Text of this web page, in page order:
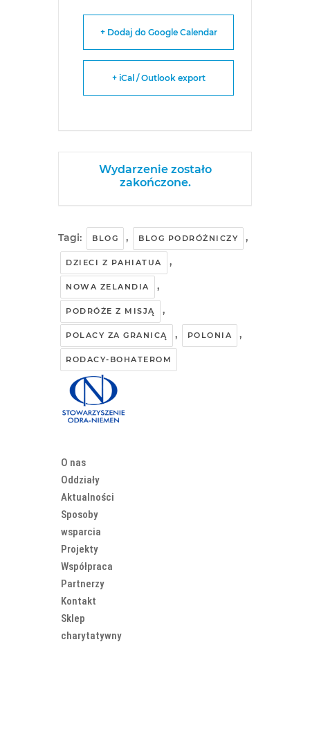
+ Dodaj do Google Calendar
+ iCal / Outlook export
Wydarzenie zostało
zakończone.
Tagi: BLOG , BLOG PODRÓŻNICZY ,
DZIECI Z PAHIATUA ,
NOWA ZELANDIA ,
PODRÓŻE Z MISJĄ ,
POLACY ZA GRANICĄ , POLONIA ,
RODACY-BOHATEROM
O nas
Oddziały
Aktualności
Sposoby
wsparcia
Projekty
Współpraca
Partnerzy
Kontakt
Sklep
charytatywny